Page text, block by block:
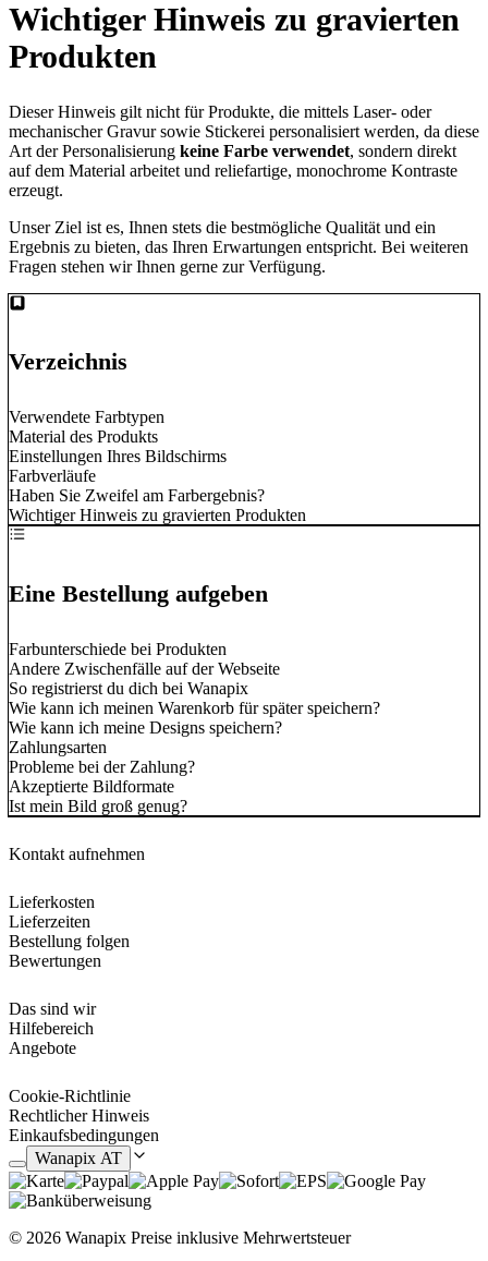
Wichtiger Hinweis zu gravierten
Produkten
Dieser Hinweis gilt nicht für Produkte, die mittels Laser- oder
mechanischer Gravur sowie Stickerei personalisiert werden, da diese
Art der Personalisierung keine Farbe verwendet, sondern direkt
auf dem Material arbeitet und reliefartige, monochrome Kontraste
erzeugt.
Unser Ziel ist es, Ihnen stets die bestmögliche Qualität und ein
Ergebnis zu bieten, das Ihren Erwartungen entspricht. Bei weiteren
Fragen stehen wir Ihnen gerne zur Verfügung.
Verzeichnis
Verwendete Farbtypen
Material des Produkts
Einstellungen Ihres Bildschirms
Farbverläufe
Haben Sie Zweifel am Farbergebnis?
Wichtiger Hinweis zu gravierten Produkten
Eine Bestellung aufgeben
Farbunterschiede bei Produkten
Andere Zwischenfälle auf der Webseite
So registrierst du dich bei Wanapix
Wie kann ich meinen Warenkorb für später speichern?
Wie kann ich meine Designs speichern?
Zahlungsarten
Probleme bei der Zahlung?
Akzeptierte Bildformate
Ist mein Bild groß genug?
Kontakt aufnehmen
Lieferkosten
Lieferzeiten
Bestellung folgen
Bewertungen
Das sind wir
Hilfebereich
Angebote
Cookie-Richtlinie
Rechtlicher Hinweis
Einkaufsbedingungen
Wanapix AT
© 2026 Wanapix Preise inklusive Mehrwertsteuer